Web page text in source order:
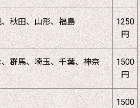
秋田、山形、福島
1250
円
群馬、埼玉、千葉、神奈
1500
円
1500